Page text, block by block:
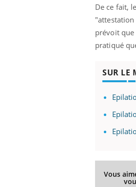
De ce fait,
prévoit que
pratiqué
SUR LE
Vous